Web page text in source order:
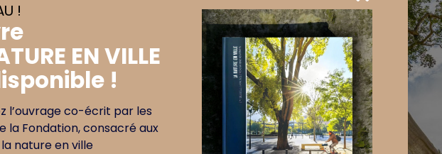
arbre tropical.Dans la
sa grandeur et sa beauté.
la communication entre les
!
EN VILLE
!
l’ouvrage co-écrit par les
la Fondation, consacré aux
nature en ville